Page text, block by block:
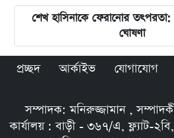
শেখ হাসিনাকে ফেরানোর তৎপরতা:
ঘোষণা
প্রচ্ছদ আর্কাইভ যোগাযোগ
সম্পাদক: মনিরুজ্জামান ,
কার্যালয় : বাড়ী - ৩৬৭/এ, ফ্ল্যাট-